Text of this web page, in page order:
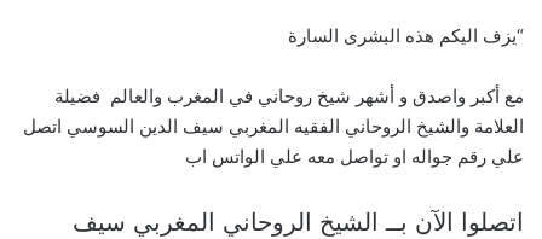
“يزف اليكم هذه البشرى السارة
مع أكبر واصدق و أشهر شيخ روحاني في المغرب والعالم فضيلة
العلامة والشيخ الروحاني الفقيه المغربي سيف الدين السوسي اتصل
علي رقم جواله او تواصل معه علي الواتس اب
اتصلوا الآن بــ الشيخ الروحاني المغربي سيف